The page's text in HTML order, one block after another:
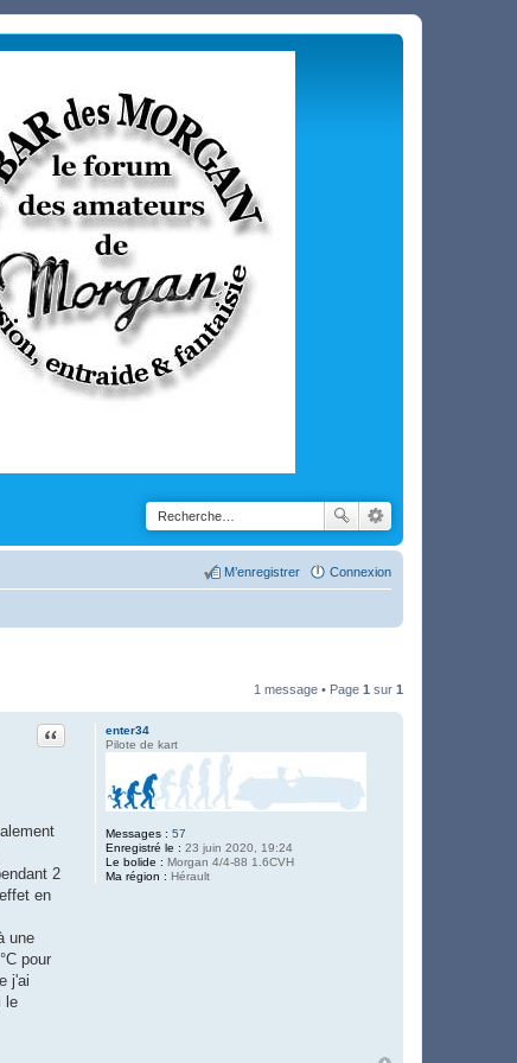
Connexion
M’enregistrer
1 message • Page 1 sur 1
enter34
Pilote de kart
Messages : 57
Enregistré le : 23 juin 2020, 19:24
Le bolide : Morgan 4/4-88 1.6CVH
Ma région : Hérault
Citation
2
en
une
pour
j'ai
le